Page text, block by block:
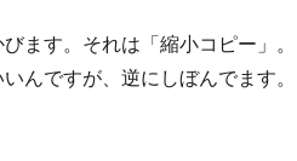
ます。それは「縮小コピー」。
んですが、逆にしぼんでます。